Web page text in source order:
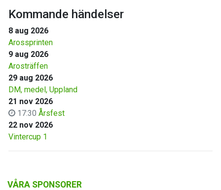
Kommande händelser
8 aug 2026
Arossprinten
9 aug 2026
Arosträffen
29 aug 2026
DM, medel, Uppland
21 nov 2026
17:30 Årsfest
22 nov 2026
Vintercup 1
VÅRA SPONSORER